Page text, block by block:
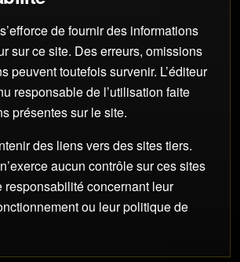
de fournir des informations
sur ce site. Des erreurs, omissions
peuvent toutefois survenir. L’éditeur
responsable de l’utilisation faite
présentes sur le site.
des liens vers des sites tiers.
aucun contrôle sur ces sites
responsabilité concernant leur
ou leur politique de